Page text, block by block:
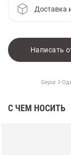
Доставка
Написать
Gepur
С ЧЕМ НОСИТЬ